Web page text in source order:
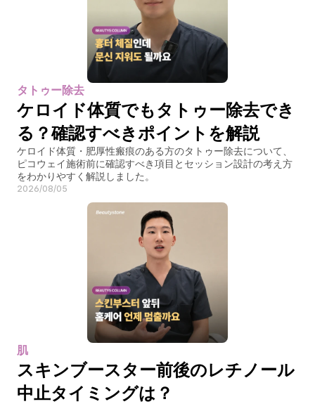
タトゥー除去
ケロイド体質でもタトゥー除去でき
る？確認すべきポイントを解説
ケロイド体質・肥厚性瘢痕のある方のタトゥー除去について、
ピコウェイ施術前に確認すべき項目とセッション設計の考え方
をわかりやすく解説しました。
2026/08/05
肌
スキンブースター前後のレチノール
中止タイミングは？